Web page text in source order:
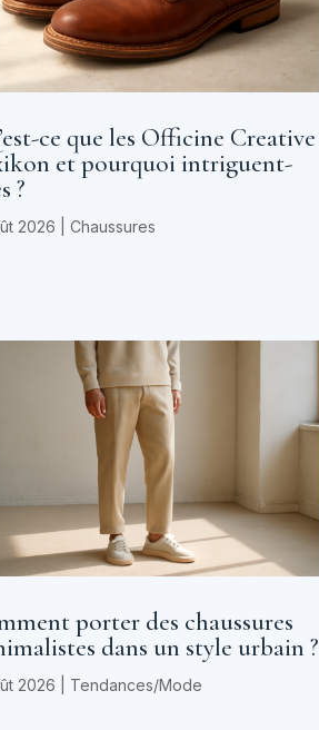
ce que les Officine Creative
et pourquoi intriguent-
?
2026 Chaussures
porter des chaussures
dans un style urbain ?
2026 Tendances/Mode